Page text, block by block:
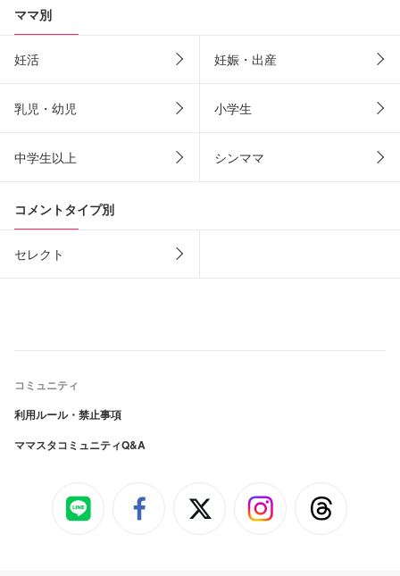
ママ別
妊活 妊娠・出産
乳児・幼児 小学生
中学生以上 シンママ
コメントタイプ別
セレクト
コミュニティ
利用ルール・禁止事項
ママスタコミュニティQ&A